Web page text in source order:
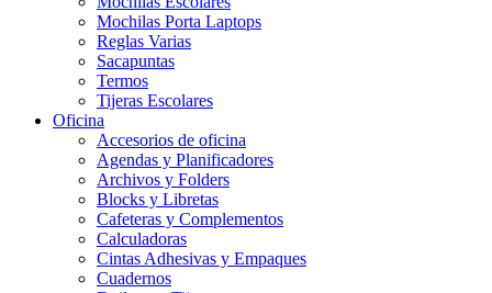
Mochilas Porta Laptops
Reglas Varias
Sacapuntas
Termos
Tijeras Escolares
Oficina
Accesorios de oficina
Agendas y Planificadores
Archivos y Folders
Blocks y Libretas
Cafeteras y Complementos
Calculadoras
Cintas Adhesivas y Empaques
Cuadernos